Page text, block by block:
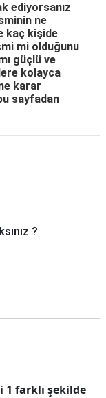
ediyorsanız
ne
kaç kişide
mi olduğunu
güçlü ve
kolayca
karar
sayfadan
?
1 farklı şekilde